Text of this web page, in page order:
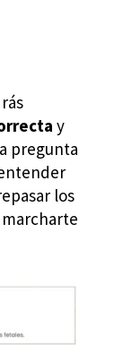
y
pregunta
los